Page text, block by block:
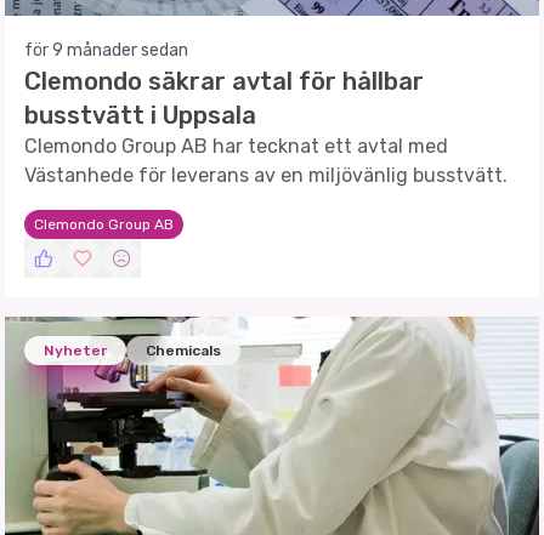
för 9 månader sedan
Clemondo säkrar avtal för hållbar
busstvätt i Uppsala
Clemondo Group AB har tecknat ett avtal med
Västanhede för leverans av en miljövänlig busstvätt.
Clemondo Group AB
Nyheter Chemicals